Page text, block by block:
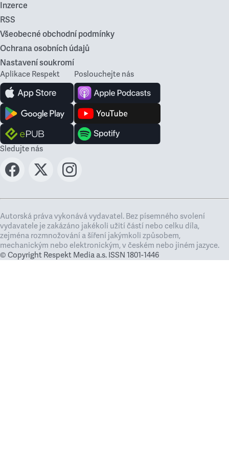
Inzerce
RSS
Všeobecné obchodní podmínky
Ochrana osobních údajů
Nastavení soukromí
Aplikace Respekt Poslouchejte nás
Sledujte nás
Autorská práva vykonává vydavatel. Bez písemného svolení
vydavatele je zakázáno jakékoli užití částí nebo celku díla,
zejména rozmnožování a šíření jakýmkoli způsobem,
mechanickým nebo elektronickým, v českém nebo jiném jazyce.
© Copyright Respekt Media a.s. ISSN 1801-1446